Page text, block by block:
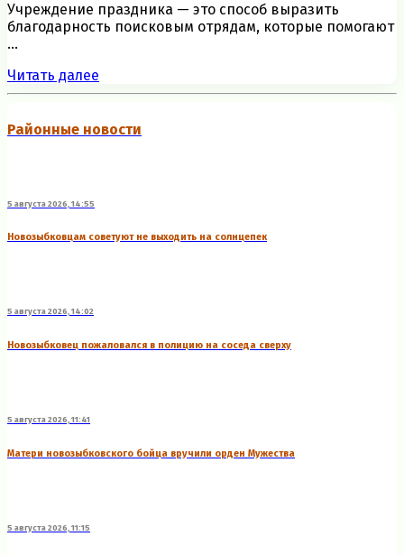
Учреждение праздника — это способ выразить
благодарность поисковым отрядам, которые помогают
...
Читать далее
Районные новости
5 августа 2026, 14:55
Новозыбковцам советуют не выходить на солнцепек
5 августа 2026, 14:02
Новозыбковец пожаловался в полицию на соседа сверху
5 августа 2026, 11:41
Матери новозыбковского бойца вручили орден Мужества
5 августа 2026, 11:15